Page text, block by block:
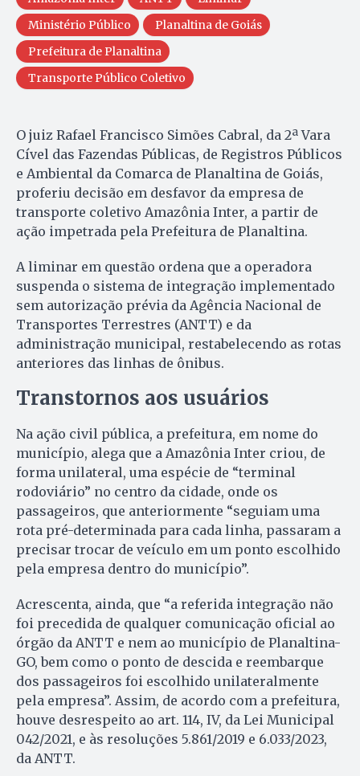
Ministério Público
Planaltina de Goiás
Prefeitura de Planaltina
Transporte Público Coletivo
O juiz Rafael Francisco Simões Cabral, da 2ª Vara
Cível das Fazendas Públicas, de Registros Públicos
e Ambiental da Comarca de Planaltina de Goiás,
proferiu decisão em desfavor da empresa de
transporte coletivo Amazônia Inter, a partir de
ação impetrada pela Prefeitura de Planaltina.
A liminar em questão ordena que a operadora
suspenda o sistema de integração implementado
sem autorização prévia da Agência Nacional de
Transportes Terrestres (ANTT) e da
administração municipal, restabelecendo as rotas
anteriores das linhas de ônibus.
Transtornos aos usuários
Na ação civil pública, a prefeitura, em nome do
município, alega que a Amazônia Inter criou, de
forma unilateral, uma espécie de “terminal
rodoviário” no centro da cidade, onde os
passageiros, que anteriormente “seguiam uma
rota pré-determinada para cada linha, passaram a
precisar trocar de veículo em um ponto escolhido
pela empresa dentro do município”.
Acrescenta, ainda, que “a referida integração não
foi precedida de qualquer comunicação oficial ao
órgão da ANTT e nem ao município de Planaltina-
GO, bem como o ponto de descida e reembarque
dos passageiros foi escolhido unilateralmente
pela empresa”. Assim, de acordo com a prefeitura,
houve desrespeito ao art. 114, IV, da Lei Municipal
042/2021, e às resoluções 5.861/2019 e 6.033/2023,
da ANTT.